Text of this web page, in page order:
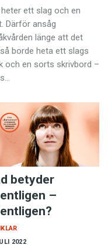
heter ett slag och en
Därför ansåg
länge att det
borde heta ett slags
och en sorts skrivbord –
betyder
–
2022